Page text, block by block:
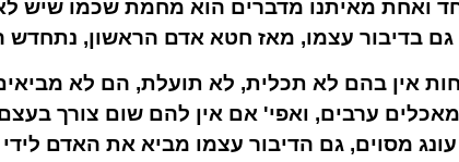
ואחת מאיתנו מדברים הוא מחמת שכמו שיש
גם בדיבור עצמו, מאז חטא אדם הראשון,
אין בהם לא תכלית, לא תועלת, הם לא
ערבים, ואפי' אם אין להם שום צורך
עונג מסוים, גם הדיבור עצמו מביא את האדם